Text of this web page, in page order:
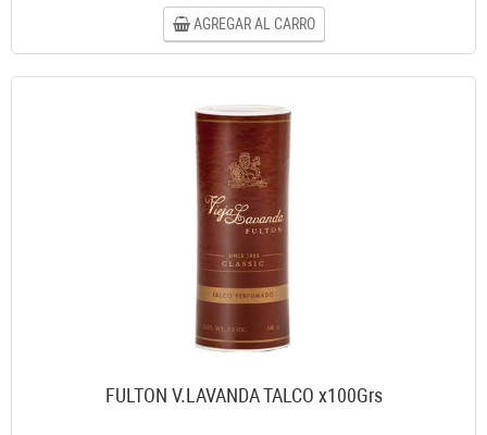
AGREGAR AL CARRO
FULTON V.LAVANDA TALCO x100Grs